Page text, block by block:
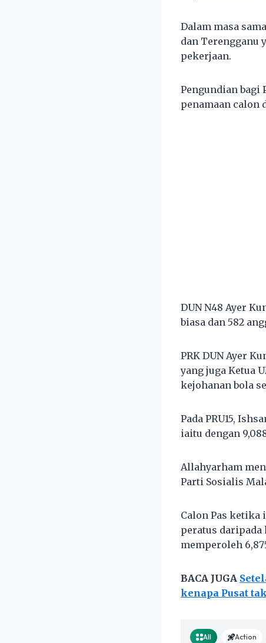
Dalam masa
dan Terengganu
pekerjaan.
Pengundian bagi
penamaan calon
DUN N48 Ayer
biasa dan 582
PRK DUN Ayer
yang juga Ketua
kejohanan bola
Pada PRU15,
iaitu dengan
Allahyarham
Parti Sosialis
Calon Pas ketika
peratus
memperoleh
BACA JUGA
kenapa Pusat